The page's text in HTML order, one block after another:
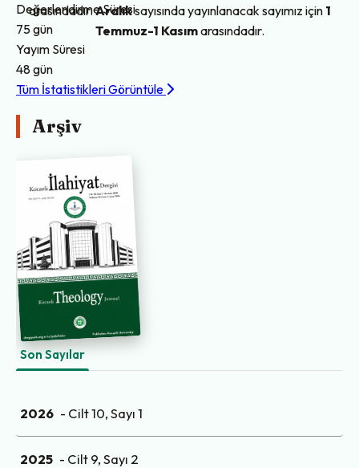
arasındadır.Aralıksayısında yayınlanacak sayımız için 1
Temmuz-1 Kasımarasındadır.
Değerlendirme Süresi
75 gün
Yayım Süresi
48 gün
Tüm İstatistikleri Görüntüle
Arşiv
Son Sayılar
2026 - Cilt 10, Sayı 1
2025 - Cilt 9, Sayı 2